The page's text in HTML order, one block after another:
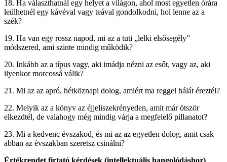
18. Ha választhatnál egy helyet a világon, ahol most egyetlen órára
leülhetnél egy kávéval vagy teával gondolkodni, hol lenne az a
szék?
19. Ha van egy rossz napod, mi az a tuti „lelki elsősegély”
módszered, ami szinte mindig működik?
20. Inkább az a típus vagy, aki imádja nézni az esőt, vagy az, aki
ilyenkor morcossá válik?
21. Mi az az apró, hétköznapi dolog, amiért ma reggel hálát éreztél?
22. Melyik az a könyv az éjjeliszekrényeden, amit már ötször
elkezdtél, de valahogy még mindig várja a megfelelő pillanatot?
23. Mi a kedvenc évszakod, és mi az az egyetlen dolog, amit csak
abban az évszakban szeretsz csinálni?
Értékrendet firtató kérdések (intellektuális hangolódáshoz)